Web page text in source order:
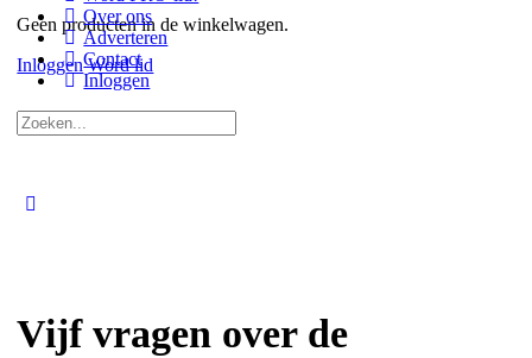
Geen producten in de winkelwagen.
Inloggen Word lid
Over ons
Adverteren
Contact
Inloggen
Zoeken
naar:
Vijf vragen over de